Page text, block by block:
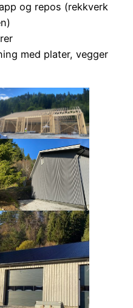
og repos (rekkverk
med plater, vegger